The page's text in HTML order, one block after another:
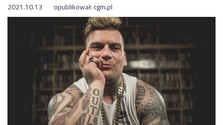
2021.10.13 opublikował:cgm.pl